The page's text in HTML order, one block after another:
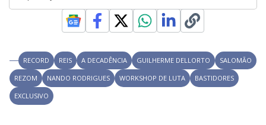
RECORD REIS A DECADÊNCIA GUILHERME DELLORTO
SALOMÃO
REZOM
NANDO RODRIGUES WORKSHOP DE LUTA
BASTIDORES
EXCLUSIVO